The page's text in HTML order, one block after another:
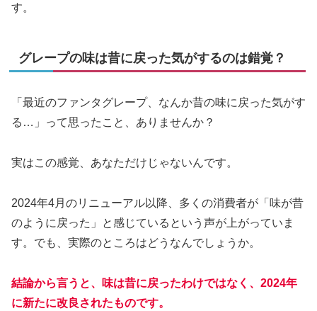
す。
グレープの味は昔に戻った気がするのは錯覚？
「最近のファンタグレープ、なんか昔の味に戻った気がす
る…」って思ったこと、ありませんか？
実はこの感覚、あなただけじゃないんです。
2024年4月のリニューアル以降、多くの消費者が「味が昔
のように戻った」と感じているという声が上がっていま
す。でも、実際のところはどうなんでしょうか。
結論から言うと、味は昔に戻ったわけではなく、2024年
に新たに改良されたものです。